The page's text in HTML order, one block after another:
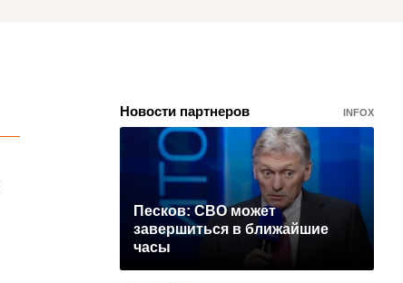
Новости партнеров INFOX
Песков: СВО может
завершиться в ближайшие
часы